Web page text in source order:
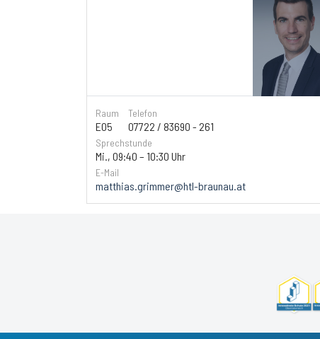
Raum
E05
Telefon
07722 / 83690 - 261
Sprechstunde
Mi., 09:40 – 10:30 Uhr
E-Mail
matthias.grimmer@htl-braunau.at